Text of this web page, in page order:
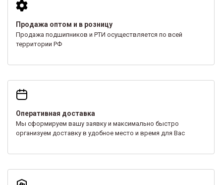
Продажа оптом и в розницу
Продажа подшипников и РТИ осуществляется по всей
территории РФ
Оперативная доставка
Мы сформируем вашу заявку и максимально быстро
организуем доставку в удобное место и время для Вас